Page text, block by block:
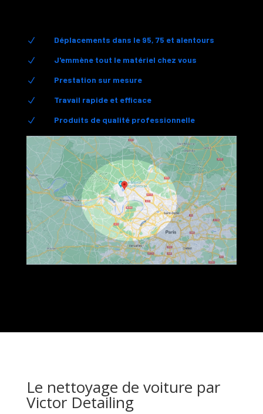
N Déplacements dans le 95, 75 et alentours
N J'emmène tout le matériel chez vous
N Prestation sur mesure
N Travail rapide et efficace
N Produits de qualité professionnelle
Le nettoyage de voiture par
Victor Detailing